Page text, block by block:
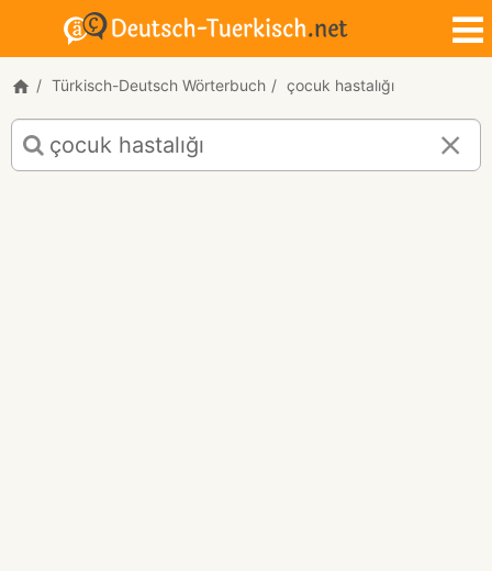
Türkisch-Deutsch Wörterbuch çocuk hastalığı
Türkisch-
Deutsch
Übersetzung